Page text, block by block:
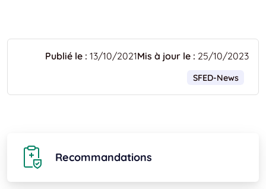
Publié le : 13/10/2021Mis à jour le : 25/10/2023
SFED-News
Recommandations